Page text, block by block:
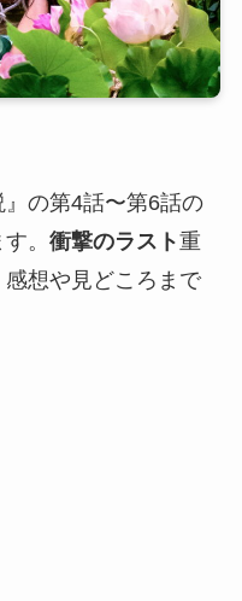
の第4話〜第6話の
。 衝撃のラスト重
想や見どころまで